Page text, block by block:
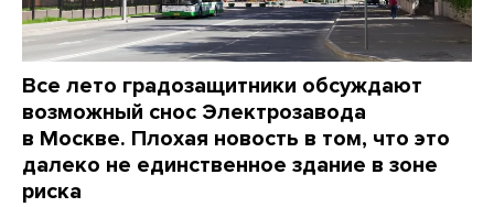
Все лето градозащитники обсуждают
возможный снос Электрозавода
в Москве. Плохая новость в том, что это
далеко не единственное здание в зоне
риска